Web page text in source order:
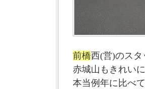
前橋西(営)のス
赤城山もきれい
本当例年に比べ